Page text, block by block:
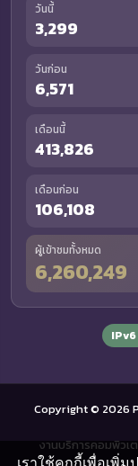
วันนี้
3,299
วันก่อน
6,571
เดือนนี้
413,826
เดือนก่อน
106,108
ผู้เข้าชมทั้งหมด
6,260,249
Copyright © 2026
งานบริการคอมพิวเ